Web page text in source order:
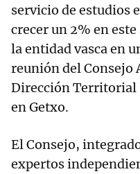
servicio de estudios
crecer un 2% en
la entidad vasca en
reunión del Consejo
Dirección Territorial
en Getxo.
El Consejo,
expertos